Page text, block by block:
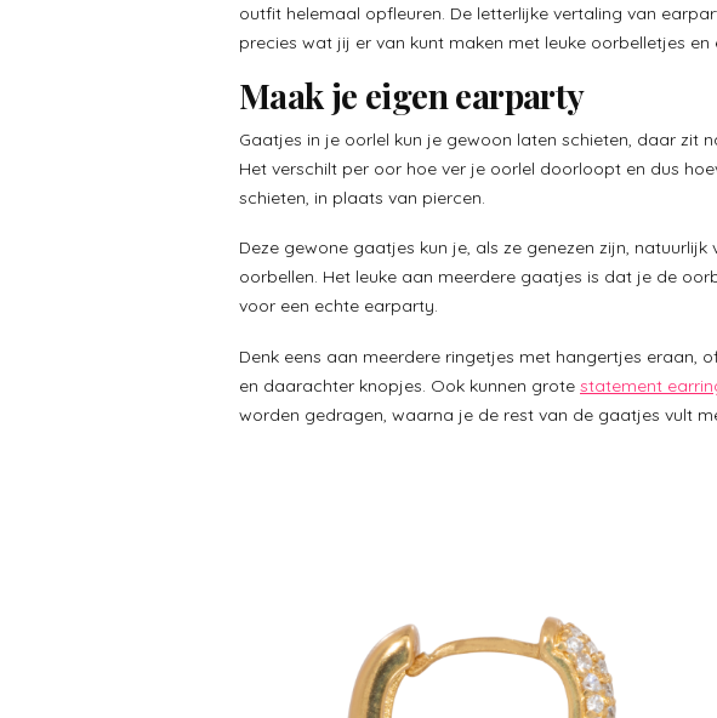
outfit helemaal opfleuren. De letterlijke vertaling van
precies wat jij er van kunt maken met leuke oorbelletjes en
Maak je eigen earparty
Gaatjes in je oorlel kun je gewoon laten schieten, daar zit
Het verschilt per oor hoe ver je oorlel doorloopt en dus
schieten, in plaats van piercen.
Deze gewone gaatjes kun je, als ze genezen zijn, natuurlijk
oorbellen. Het leuke aan meerdere gaatjes is dat je de
voor een echte earparty.
Denk eens aan meerdere ringetjes met hangertjes eraan,
en daarachter knopjes. Ook kunnen grote statement
worden gedragen, waarna je de rest van de gaatjes vult